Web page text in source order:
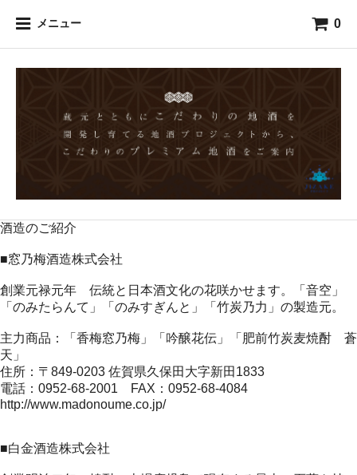
メニュー 0
酒造のご紹介
■窓乃梅酒造株式会社
創業元禄元年 伝統と日本酒文化の花咲かせます。「音空」
「のみたらんて」「のみすぎんと」「竹炭乃力」の製造元。
主力商品：「香梅窓乃梅」「吟醸花伝」「肥前竹炭麦焼酎 蒼
天」
住所：〒849-0203 佐賀県久保田大字新田1833
電話：0952-68-2001 FAX：0952-68-4084
http://www.madonoume.co.jp/
■白金酒造株式会社